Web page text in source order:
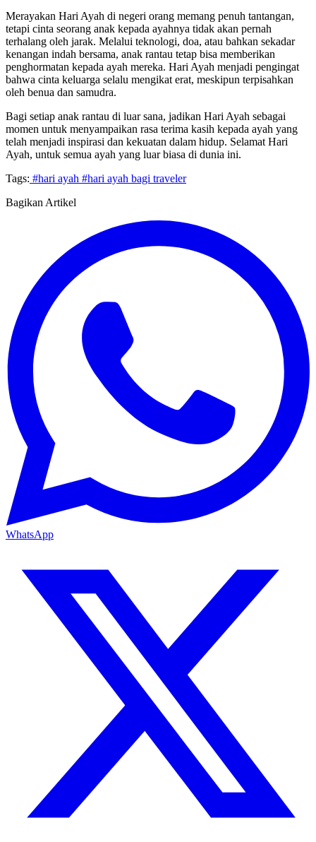
Merayakan Hari Ayah di negeri orang memang penuh tantangan,
tetapi cinta seorang anak kepada ayahnya tidak akan pernah
terhalang oleh jarak. Melalui teknologi, doa, atau bahkan sekadar
kenangan indah bersama, anak rantau tetap bisa memberikan
penghormatan kepada ayah mereka. Hari Ayah menjadi pengingat
bahwa cinta keluarga selalu mengikat erat, meskipun terpisahkan
oleh benua dan samudra.
Bagi setiap anak rantau di luar sana, jadikan Hari Ayah sebagai
momen untuk menyampaikan rasa terima kasih kepada ayah yang
telah menjadi inspirasi dan kekuatan dalam hidup. Selamat Hari
Ayah, untuk semua ayah yang luar biasa di dunia ini.
Tags: #hari ayah #hari ayah bagi traveler
Bagikan Artikel
WhatsApp